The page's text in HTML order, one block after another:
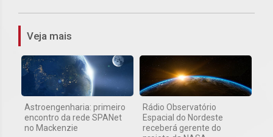
Veja mais
Astroengenharia: primeiro
encontro da rede SPANet
no Mackenzie
Rádio Observatório
Espacial do Nordeste
receberá gerente do